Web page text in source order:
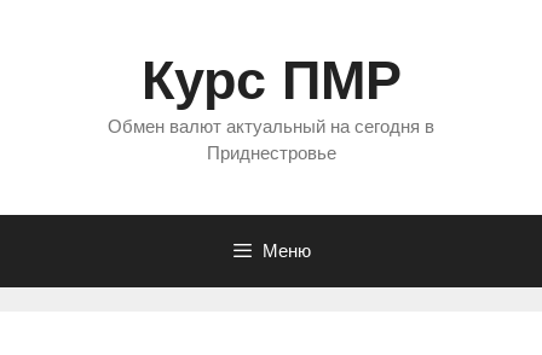
Курс ПМР
Обмен валют актуальный на сегодня в
Приднестровье
Меню